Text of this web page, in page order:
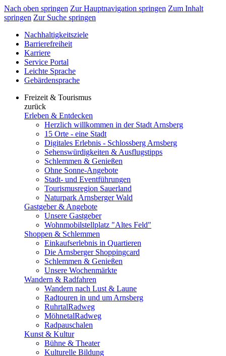
Nach oben springen Zur Hauptnavigation springen Zum Inhalt
springen Zur Suche springen
Nachhaltigkeitsziele
Barrierefreiheit
Karriere
Service Portal
Leichte Sprache
Gebärdensprache
Freizeit & Tourismus
zurück
Erleben & Entdecken
Herzlich willkommen in der Stadt Arnsberg
15 Orte - eine Stadt
Digitales Erlebnis - Schlossberg Arnsberg
Sehenswürdigkeiten & Ausflugstipps
Schlemmen & Genießen
Ohne Sonne-Angebote
Stadt- und Eventführungen
Tourismusregion Sauerland
Naturpark Arnsberger Wald
Gastgeber & Angebote
Unsere Gastgeber
Wohnmobilstellplatz "Altes Feld"
Shoppen & Schlemmen
Einkaufserlebnis in Quartieren
Die Arnsberger Shoppingcard
Schlemmen & Genießen
Unsere Wochenmärkte
Wandern & Radfahren
Wandern nach Lust & Laune
Radtouren in und um Arnsberg
RuhrtalRadweg
MöhnetalRadweg
Radpauschalen
Kunst & Kultur
Bühne & Theater
Kulturelle Bildung